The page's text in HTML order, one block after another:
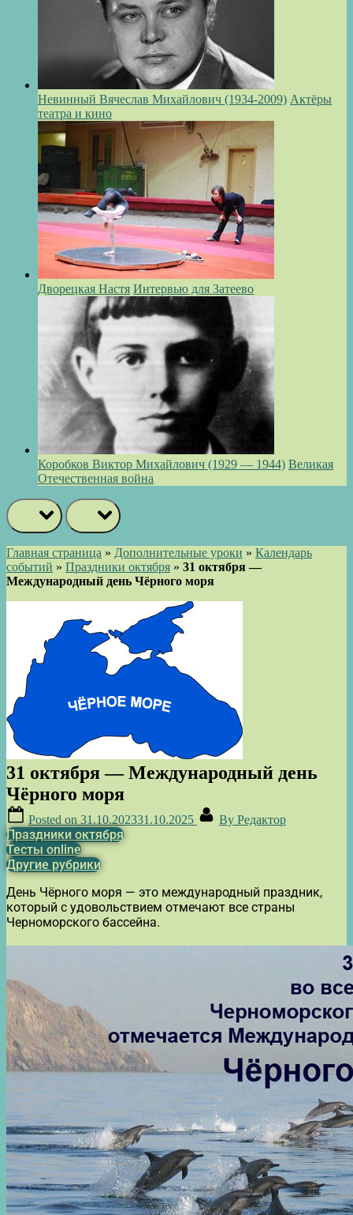
Невинный Вячеслав Михайлович (1934-2009) Актёры
театра и кино
Дворецкая Настя Интервью для Затеево
Коробков Виктор Михайлович (1929 — 1944) Великая
Отечественная война
Главная страница » Дополнительные уроки » Календарь
событий » Праздники октября » 31 октября —
Международный день Чёрного моря
31 октября — Международный день
Чёрного моря
Posted on 31.10.202331.10.2025 By Редактор
Праздники октября
Тесты online
Другие рубрики
День Чёрного моря — это международный праздник,
который с удовольствием отмечают все страны
Черноморского бассейна.